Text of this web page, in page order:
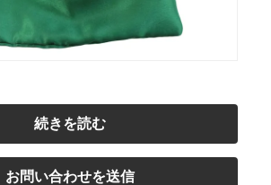
続きを読む
お問い合わせを送信